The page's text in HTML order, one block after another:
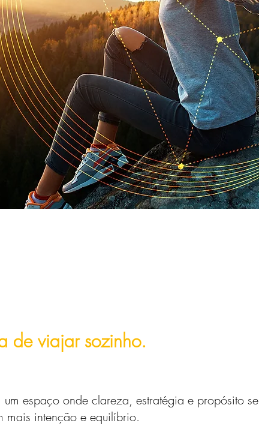
de viajar sozinho.
espaço onde clareza, estratégia e propósito se
intenção e equilíbrio.